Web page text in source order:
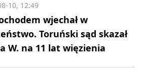
wjechał w
Toruński sąd skazał
W. na 11 lat więzienia
10, 12:49